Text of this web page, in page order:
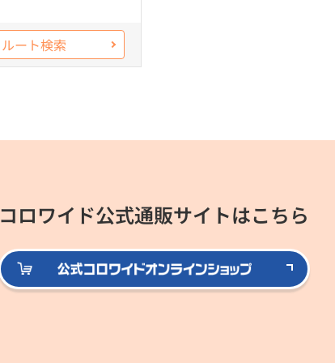
ルート検索
コロワイド公式通販サイトはこちら
公式